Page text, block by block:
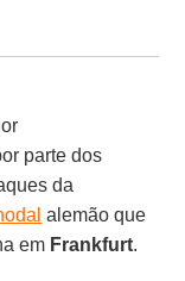
parte dos
da
alemão que
em Frankfurt.